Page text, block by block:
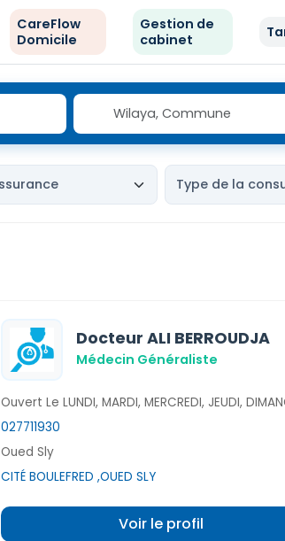
CareFlow
Domicile
Gestion de
cabinet
Docteur ALI BERROUDJA
Médecin Généraliste
Ouvert Le LUNDI, MARDI, MERCREDI, JEUDI,
027711930
Oued Sly
CITÉ BOULEFRED ,OUED SLY
Voir le profil